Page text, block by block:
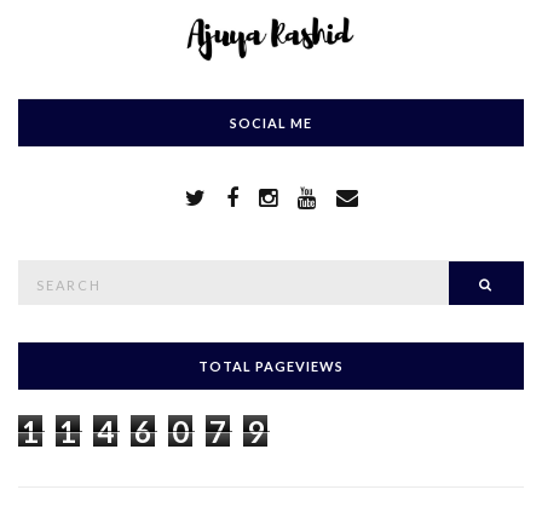
SOCIAL ME
c
f
r
:
TOTAL PAGEVIEWS
1 1 4 6 0 7 9